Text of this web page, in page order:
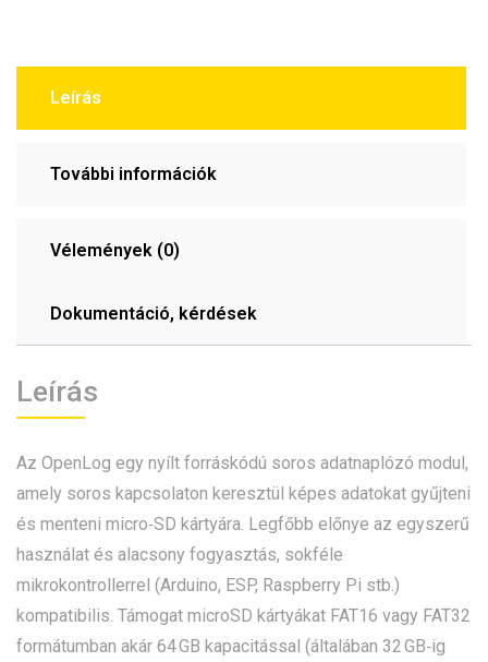
Leírás
További információk
Vélemények (0)
Dokumentáció, kérdések
Leírás
Az OpenLog egy nyílt forráskódú soros adatnaplózó modul,
amely soros kapcsolaton keresztül képes adatokat gyűjteni
és menteni micro‑SD kártyára. Legfőbb előnye az egyszerű
használat és alacsony fogyasztás, sokféle
mikrokontrollerrel (Arduino, ESP, Raspberry Pi stb.)
kompatibilis. Támogat microSD kártyákat FAT16 vagy FAT32
formátumban akár 64 GB kapacitással (általában 32 GB‑ig